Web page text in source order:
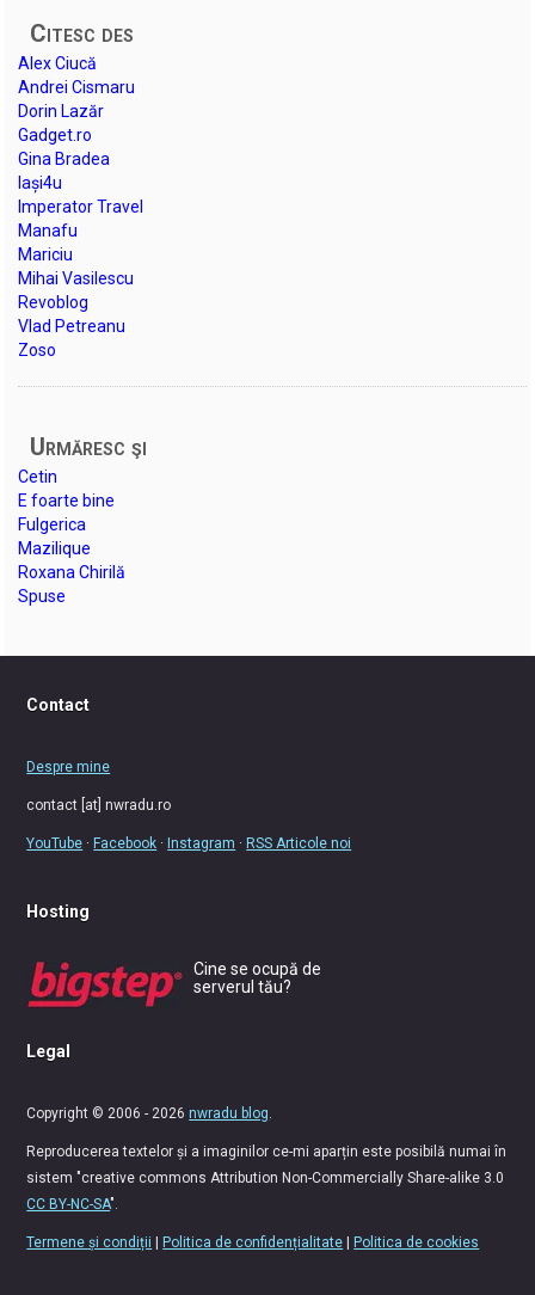
Citesc des
Alex Ciucă
Andrei Cismaru
Dorin Lazăr
Gadget.ro
Gina Bradea
Iași4u
Imperator Travel
Manafu
Mariciu
Mihai Vasilescu
Revoblog
Vlad Petreanu
Zoso
Urmăresc şi
Cetin
E foarte bine
Fulgerica
Mazilique
Roxana Chirilă
Spuse
Contact
Despre mine
contact [at] nwradu.ro
YouTube ·Facebook ·Instagram ·RSS Articole noi
Hosting
Cine se ocupă de
serverul tău?
Legal
Copyright © 2006 - 2026nwradu blog.
Reproducerea textelor și a imaginilor ce-mi aparțin este posibilă numai în
sistem "creative commons Attribution Non-Commercially Share-alike 3.0
CC BY-NC-SA".
Termene și condiții |Politica de confidențialitate |Politica de cookies